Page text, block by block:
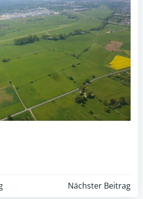
PostNächster Beitrag